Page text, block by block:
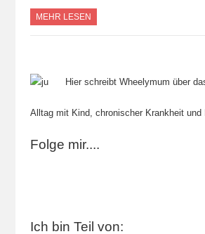
MEHR LESEN
Hier schreibt Wheelymum über
Alltag mit Kind, chronischer Krankheit und
Folge mir....
Ich bin Teil von: